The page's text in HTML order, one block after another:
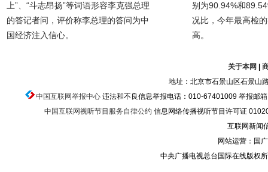
上”、“斗志昂扬”等词语形容李克强总理
的答记者问，评价称李总理的答问为中
国经济注入信心。
别为90.94%和
况比，今年最高检
高。
关于本网
地址：北京市石景山区石景山
中国互联网举报中心违法和不良信息举报电话：010-67401009 举报邮
中国互联网视听节目服务自律公约 信息网络传播视听节目许可证
互联网新闻
网站运营：国
中央广播电视总台国际在线版权